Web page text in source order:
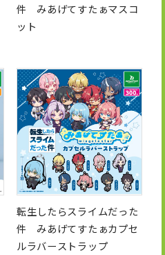
件 みあげてすたぁマスコ
ット
転生したらスライムだった
件 みあげてすたぁカプセ
ルラバーストラップ